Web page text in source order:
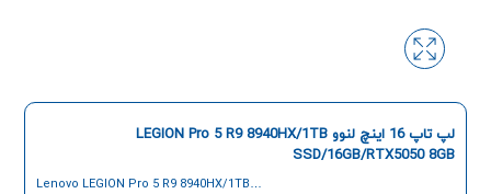
لپ تاپ 16 اینچ لنوو LEGION Pro 5 R9 8940HX/1TB
SSD/16GB/RTX5050 8GB
Lenovo LEGION Pro 5 R9 8940HX/1TB